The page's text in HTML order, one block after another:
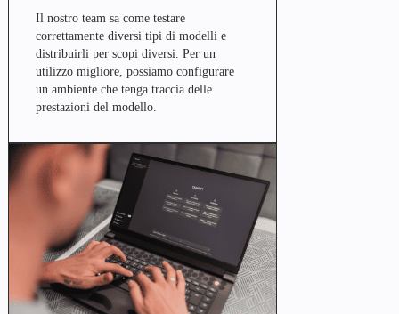
Il nostro team sa come testare
correttamente diversi tipi di modelli e
distribuirli per scopi diversi. Per un
utilizzo migliore, possiamo configurare
un ambiente che tenga traccia delle
prestazioni del modello.